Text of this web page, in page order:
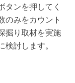
タンを押してく
のみをカウント
掘り取材を実施
討します。